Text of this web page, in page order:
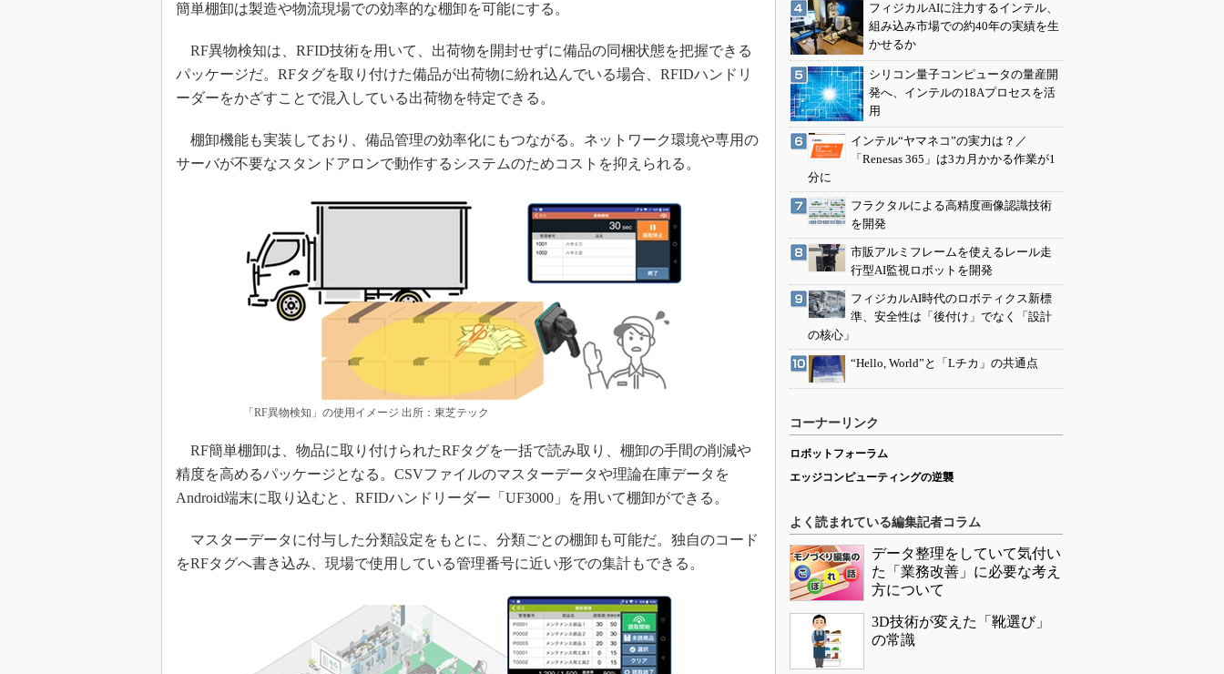
インダストリー4.0
イノベーション
メイドインジャパン
植物工場
グローバル設計・開発
制御セキュリティ
新型コロナへの対応
簡単棚卸は製造や物流現場での効率的な棚卸を可能にする。
RF異物検知は、RFID技術を用いて、出荷物を開封せずに備品の同梱状態を把握できる
パッケージだ。RFタグを取り付けた備品が出荷物に紛れ込んでいる場合、RFIDハンドリ
ーダーをかざすことで混入している出荷物を特定できる。
棚卸機能も実装しており、備品管理の効率化にもつながる。ネットワーク環境や専用の
サーバが不要なスタンドアロンで動作するシステムのためコストを抑えられる。
「RF異物検知」の使用イメージ 出所：東芝テック
RF簡単棚卸は、物品に取り付けられたRFタグを一括で読み取り、棚卸の手間の削減や
精度を高めるパッケージとなる。CSVファイルのマスターデータや理論在庫データを
Android端末に取り込むと、RFIDハンドリーダー「UF3000」を用いて棚卸ができる。
マスターデータに付与した分類設定をもとに、分類ごとの棚卸も可能だ。独自のコード
をRFタグへ書き込み、現場で使用している管理番号に近い形での集計もできる。
フィジカルAIに注力するインテル、
組み込み市場での約40年の実績を生
かせるか
シリコン量子コンピュータの量産開
発へ、インテルの18Aプロセスを活
用
インテル“ヤマネコ”の実力は？／
「Renesas 365」は3カ月かかる作業が1
分に
フラクタルによる高精度画像認識技術
を開発
市販アルミフレームを使えるレール走
行型AI監視ロボットを開発
フィジカルAI時代のロボティクス新標
準、安全性は「後付け」でなく「設計
の核心」
“Hello, World”と「Lチカ」の共通点
コーナーリンク
ロボットフォーラム
エッジコンピューティングの逆襲
よく読まれている編集記者コラム
データ整理をしていて気付い
た「業務改善」に必要な考え
方について
3D技術が変えた「靴選び」
の常識